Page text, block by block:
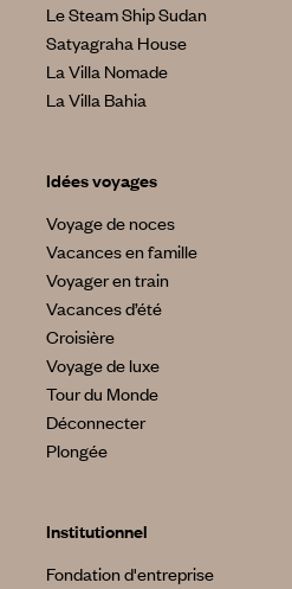
Le Steam Ship Sudan
Satyagraha House
La Villa Nomade
La Villa Bahia
Idées voyages
Voyage de noces
Vacances en famille
Voyager en train
Vacances d’été
Croisière
Voyage de luxe
Tour du Monde
Déconnecter
Plongée
Institutionnel
Fondation d'entreprise